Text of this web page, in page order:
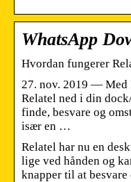
WhatsApp
Hvordan fungerer
27. nov. 2019 — Med
Relatel ned i din
finde, besvare og
især en …
Relatel har nu en
lige ved hånden og
knapper til at besvare